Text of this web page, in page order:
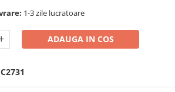
1-3 zile lucratoare
ADAUGA IN COS
C2731